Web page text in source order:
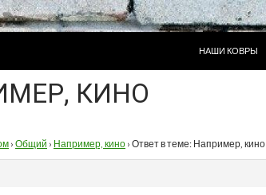
НАШИ КОВРЫ
КИНО
› Общий › Например, кино › Ответ в теме: Например, кино